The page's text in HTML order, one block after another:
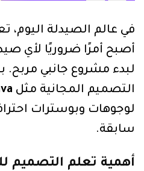
في عالم الصيدلة اليوم،
أصبح أمرًا ضروريًا لأي
لبدء مشروع جانبي مربح.
التصميم المجانية مثل
لوجوهات وبوسترات
سابقة.
أهمية تعلم التصميم